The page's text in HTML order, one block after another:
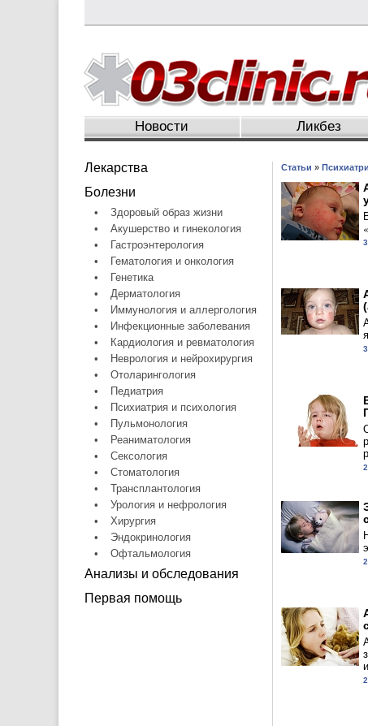
Новости Ликбез
Лекарства
Болезни
•
Здоровый образ жизни
•
Акушерство и гинекология
•
Гастроэнтерология
•
Гематология и онкология
•
Генетика
•
Дерматология
•
Иммунология и аллергология
•
Инфекционные заболевания
•
Кардиология и ревматология
•
Неврология и нейрохирургия
•
Отоларингология
•
Педиатрия
•
Психиатрия и психология
•
Пульмонология
•
Реаниматология
•
Сексология
•
Стоматология
•
Трансплантология
•
Урология и нефрология
•
Хирургия
•
Эндокринология
•
Офтальмология
Анализы и обследования
Первая помощь
Статьи »